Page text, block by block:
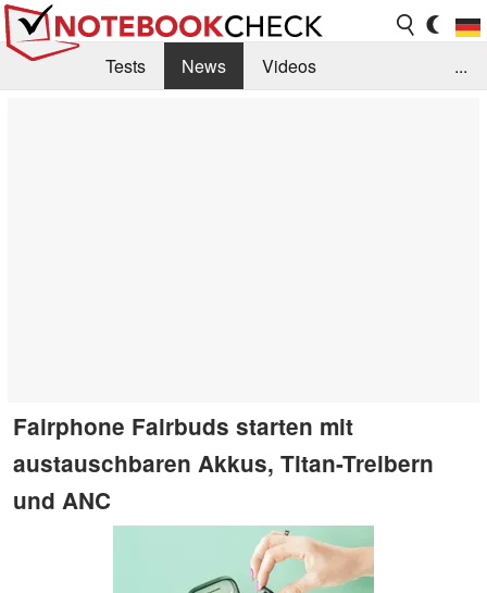
Tests News
Videos
...
Fairphone Fairbuds starten mit
austauschbaren Akkus, Titan-Treibern
und ANC